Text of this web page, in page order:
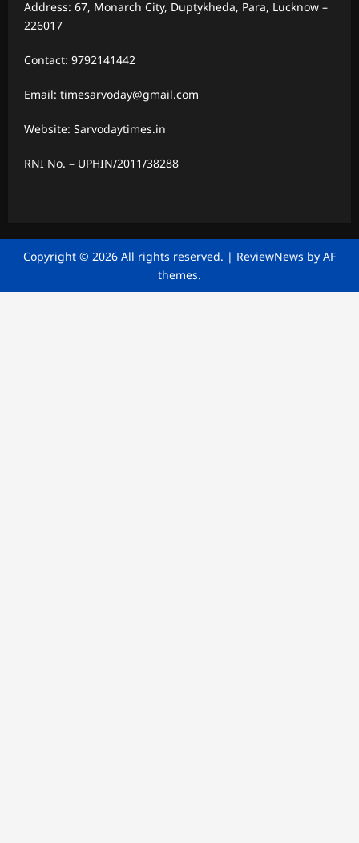
Address: 67, Monarch City, Duptykheda, Para, Lucknow –
226017
Contact: 9792141442
Email: timesarvoday@gmail.com
Website: Sarvodaytimes.in
RNI No. – UPHIN/2011/38288
Copyright © 2026 All rights reserved. | ReviewNews by AF
themes.